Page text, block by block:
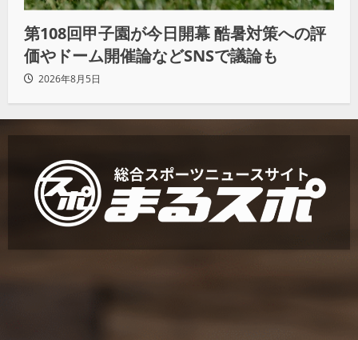
第108回甲子園が今日開幕 酷暑対策への評
価やドーム開催論などSNSで議論も
2026年8月5日